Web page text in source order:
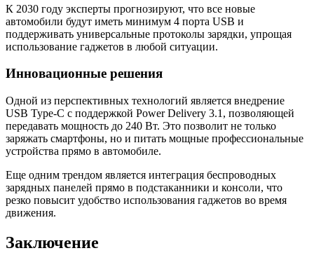
К 2030 году эксперты прогнозируют, что все новые
автомобили будут иметь минимум 4 порта USB и
поддерживать универсальные протоколы зарядки, упрощая
использование гаджетов в любой ситуации.
Инновационные решения
Одной из перспективных технологий является внедрение
USB Type-C с поддержкой Power Delivery 3.1, позволяющей
передавать мощность до 240 Вт. Это позволит не только
заряжать смартфоны, но и питать мощные профессиональные
устройства прямо в автомобиле.
Еще одним трендом является интеграция беспроводных
зарядных панелей прямо в подстаканники и консоли, что
резко повысит удобство использования гаджетов во время
движения.
Заключение